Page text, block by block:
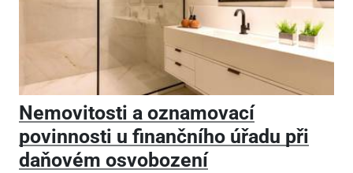
Nemovitosti a oznamovací
povinnosti u finančního úřadu při
daňovém osvobození